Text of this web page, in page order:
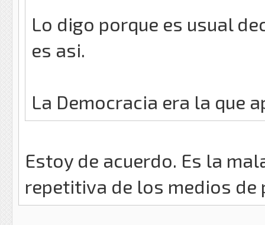
Lo digo porque es usual
es asi.
La Democracia era la que
Estoy de acuerdo. Es la
repetitiva de los medios de